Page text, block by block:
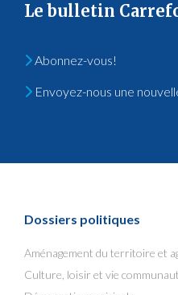
Le bulletin
Abonnez-vous!
Envoyez-nous une
Dossiers politiques
Aménagement du territoire et
Culture, loisir et vie